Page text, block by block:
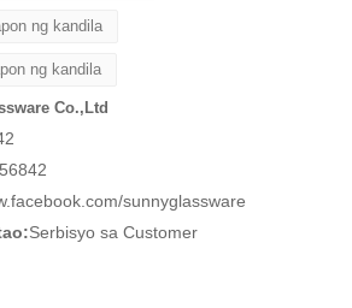
ng kandila
ng kandila
Co.,Ltd
sunnyglassware
Serbisyo sa Customer